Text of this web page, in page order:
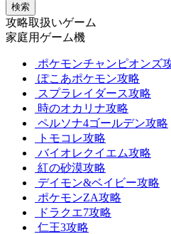
検索
攻略取扱いゲーム
家庭用ゲーム機
ポケモンチャンピオンズ
ぽこあポケモン攻略
スプラレイダース攻略
時のオカリナ攻略
ペルソナ4ゴールデン攻略
トモコレ攻略
バイオレクイエム攻略
紅の砂漠攻略
デイモン&ベイビー攻略
ポケモンZA攻略
ドラクエ7攻略
仁王3攻略